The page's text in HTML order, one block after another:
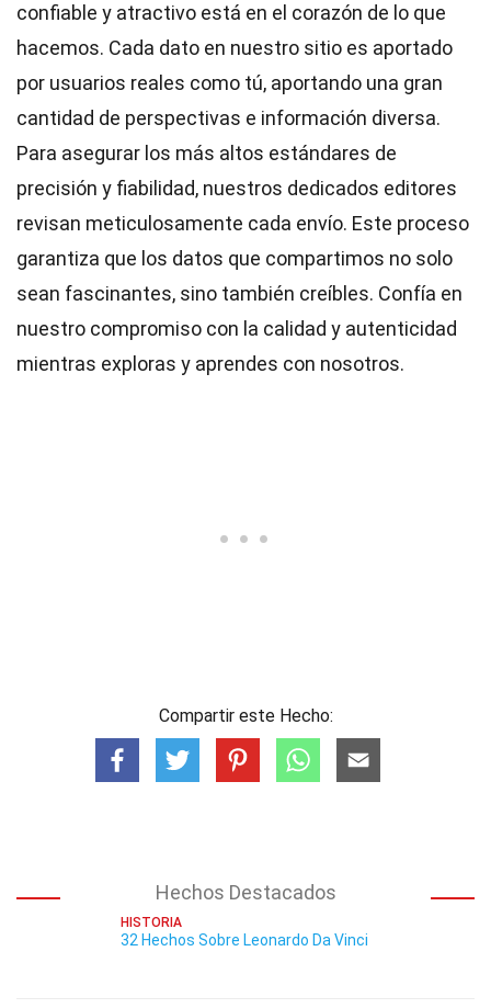
confiable y atractivo está en el corazón de lo que
hacemos. Cada dato en nuestro sitio es aportado
por usuarios reales como tú, aportando una gran
cantidad de perspectivas e información diversa.
Para asegurar los más altos estándares de
precisión y fiabilidad, nuestros dedicados editores
revisan meticulosamente cada envío. Este proceso
garantiza que los datos que compartimos no solo
sean fascinantes, sino también creíbles. Confía en
nuestro compromiso con la calidad y autenticidad
mientras exploras y aprendes con nosotros.
Compartir este Hecho:
Hechos Destacados
HISTORIA
32 Hechos Sobre Leonardo Da Vinci